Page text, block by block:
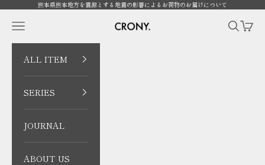
コンテンツへスキップ
熊本県熊本地方を震源とする地震の影響によるお荷物のお届けについて
CRONY. ONLINE
メニューを開く 検索を開
カー
ALL ITEM
SERIES
JOURNAL
ABOUT US